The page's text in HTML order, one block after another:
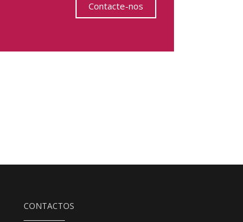
Contacte-nos
CONTACTOS